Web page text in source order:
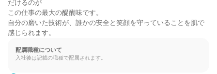
だけるのが
この仕事の最大の醍醐味です。
自分の磨いた技術が、誰かの安全と笑顔を守っていることを肌で
感じられます。
配属職種について
入社後は記載の職種で配属されます。